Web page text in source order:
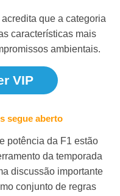
que a categoria
características mais
ambientais.
VIP
segue aberto
potência da F1 estão
da temporada
discussão importante
conjunto de regras